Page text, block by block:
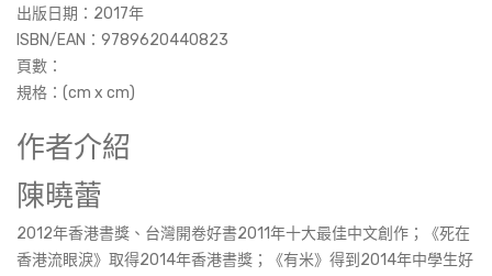
出版日期：2017年
ISBN/EAN：9789620440823
頁數：
規格：(cm x cm)
作者介紹
陳曉蕾
2012年香港書獎、台灣開卷好書2011年十大最佳中文創作；《死在
香港流眼淚》取得2014年香港書獎；《有米》得到2014年中學生好